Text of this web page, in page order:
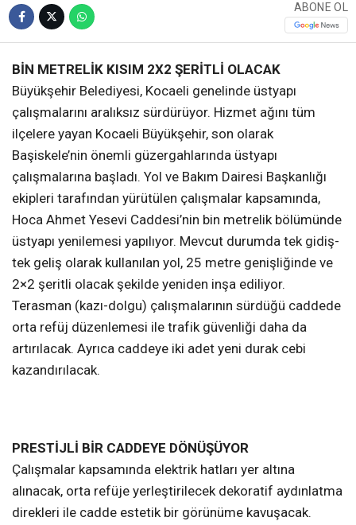
ABONE OL
BİN METRELİK KISIM 2X2 ŞERİTLİ OLACAK
Büyükşehir Belediyesi, Kocaeli genelinde üstyapı
çalışmalarını aralıksız sürdürüyor. Hizmet ağını tüm
ilçelere yayan Kocaeli Büyükşehir, son olarak
Başiskele’nin önemli güzergahlarında üstyapı
çalışmalarına başladı. Yol ve Bakım Dairesi Başkanlığı
ekipleri tarafından yürütülen çalışmalar kapsamında,
Hoca Ahmet Yesevi Caddesi’nin bin metrelik bölümünde
üstyapı yenilemesi yapılıyor. Mevcut durumda tek gidiş-
tek geliş olarak kullanılan yol, 25 metre genişliğinde ve
2×2 şeritli olacak şekilde yeniden inşa ediliyor.
Terasman (kazı-dolgu) çalışmalarının sürdüğü caddede
orta refüj düzenlemesi ile trafik güvenliği daha da
artırılacak. Ayrıca caddeye iki adet yeni durak cebi
kazandırılacak.
PRESTİJLİ BİR CADDEYE DÖNÜŞÜYOR
Çalışmalar kapsamında elektrik hatları yer altına
alınacak, orta refüje yerleştirilecek dekoratif aydınlatma
direkleri ile cadde estetik bir görünüme kavuşacak.